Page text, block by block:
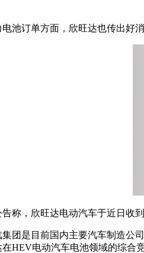
池订单方面，欣旺达也传出好消
称，欣旺达电动汽车于近日收
团是目前国内主要汽车制造公
HEV电动汽车电池领域的综合竞